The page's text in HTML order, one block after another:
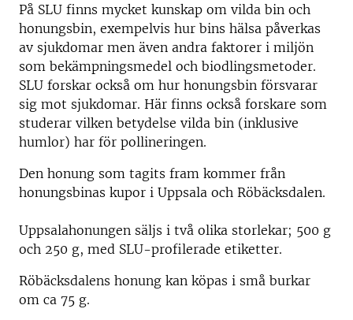
På SLU finns mycket kunskap om vilda bin och
honungsbin, exempelvis hur bins hälsa påverkas
av sjukdomar men även andra faktorer i miljön
som bekämpningsmedel och biodlingsmetoder.
SLU forskar också om hur honungsbin försvarar
sig mot sjukdomar. Här finns också forskare som
studerar vilken betydelse vilda bin (inklusive
humlor) har för pollineringen.
Den honung som tagits fram kommer från
honungsbinas kupor i Uppsala och Röbäcksdalen.
Uppsalahonungen säljs i två olika storlekar; 500 g
och 250 g, med SLU-profilerade etiketter.
Röbäcksdalens honung kan köpas i små burkar
om ca 75 g.